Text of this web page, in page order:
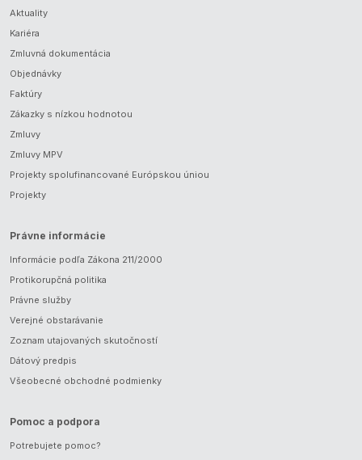
Aktuality
Kariéra
Zmluvná dokumentácia
Objednávky
Faktúry
Zákazky s nízkou hodnotou
Zmluvy
Zmluvy MPV
Projekty spolufinancované Európskou úniou
Projekty
Právne informácie
Informácie podľa Zákona 211/2000
Protikorupčná politika
Právne služby
Verejné obstarávanie
Zoznam utajovaných skutočností
Dátový predpis
Všeobecné obchodné podmienky
Pomoc a podpora
Potrebujete pomoc?